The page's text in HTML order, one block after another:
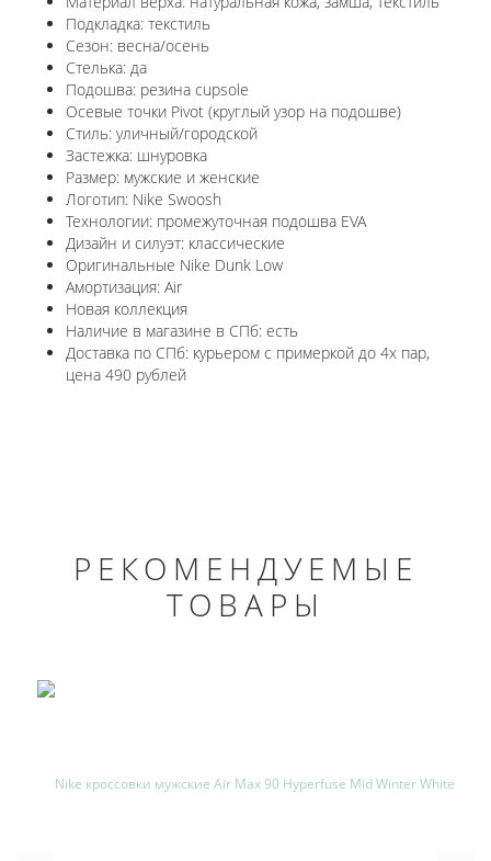
Подкладка: текстиль
Сезон: весна/осень
Стелька: да
Подошва: резина cupsole
Осевые точки Pivot (круглый узор на подошве)
Стиль: уличный/городской
Застежка: шнуровка
Размер: мужские и женские
Логотип: Nike Swoosh
Технологии: промежуточная подошва EVA
Дизайн и силуэт: классические
Оригинальные Nike Dunk Low
Амортизация: Air
Новая коллекция
Наличие в магазине в СПб: есть
Доставка по СПб: курьером с примеркой до 4х пар,
цена 490 рублей
РЕКОМЕНДУЕМЫЕ
ТОВАРЫ